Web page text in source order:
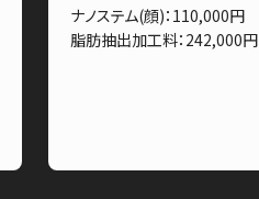
ナノステム(顔)：110,000円
脂肪抽出加工料：242,000円